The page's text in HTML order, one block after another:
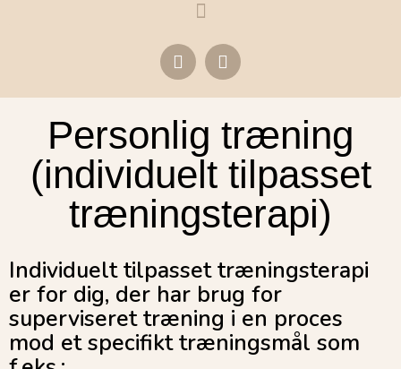
Personlig træning
(individuelt tilpasset
træningsterapi)
Individuelt tilpasset træningsterapi
er for dig, der har brug for
superviseret træning i en proces
mod et specifikt træningsmål som